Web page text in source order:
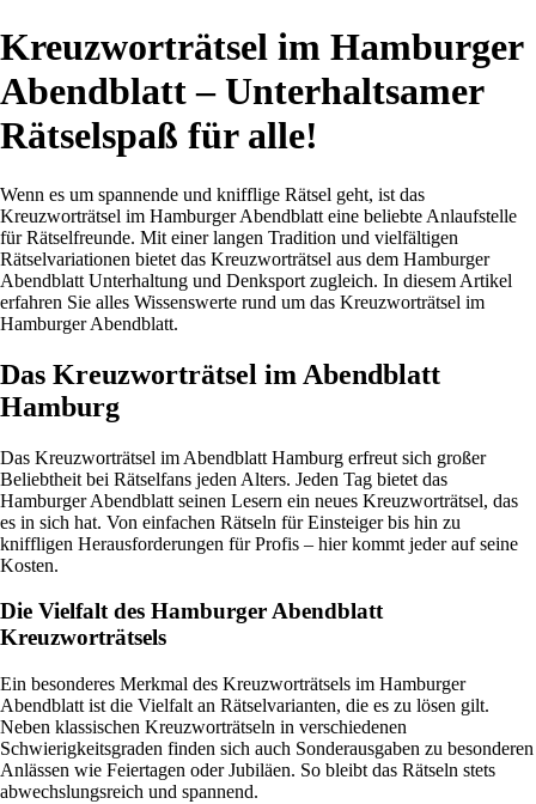
Kreuzworträtsel im Hamburger
Abendblatt – Unterhaltsamer
Rätselspaß für alle!
Wenn es um spannende und knifflige Rätsel geht, ist das
Kreuzworträtsel im Hamburger Abendblatt eine beliebte Anlaufstelle
für Rätselfreunde. Mit einer langen Tradition und vielfältigen
Rätselvariationen bietet das Kreuzworträtsel aus dem Hamburger
Abendblatt Unterhaltung und Denksport zugleich. In diesem Artikel
erfahren Sie alles Wissenswerte rund um das Kreuzworträtsel im
Hamburger Abendblatt.
Das Kreuzworträtsel im Abendblatt
Hamburg
Das Kreuzworträtsel im Abendblatt Hamburg erfreut sich großer
Beliebtheit bei Rätselfans jeden Alters. Jeden Tag bietet das
Hamburger Abendblatt seinen Lesern ein neues Kreuzworträtsel, das
es in sich hat. Von einfachen Rätseln für Einsteiger bis hin zu
kniffligen Herausforderungen für Profis – hier kommt jeder auf seine
Kosten.
Die Vielfalt des Hamburger Abendblatt
Kreuzworträtsels
Ein besonderes Merkmal des Kreuzworträtsels im Hamburger
Abendblatt ist die Vielfalt an Rätselvarianten, die es zu lösen gilt.
Neben klassischen Kreuzworträtseln in verschiedenen
Schwierigkeitsgraden finden sich auch Sonderausgaben zu besonderen
Anlässen wie Feiertagen oder Jubiläen. So bleibt das Rätseln stets
abwechslungsreich und spannend.